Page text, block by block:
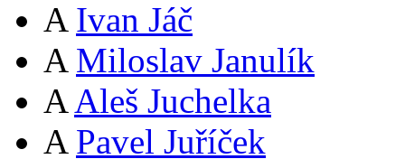
A Ivan Jáč
A Miloslav Janulík
A Aleš Juchelka
A Pavel Juříček